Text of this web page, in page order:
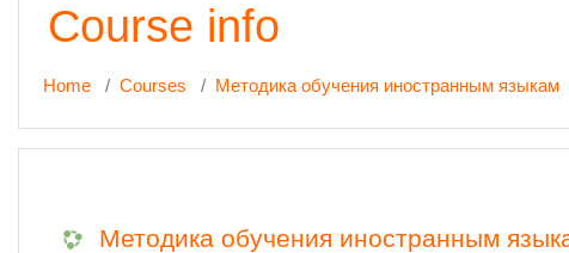
Course info
Home Courses Методика обучения иностранным языкам
Методика обучения иностранным